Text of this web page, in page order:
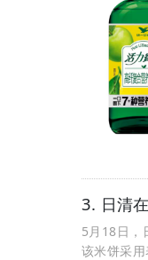
3. 日清
5月18日，
该米饼采